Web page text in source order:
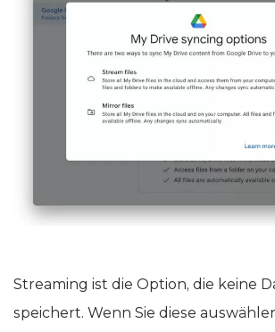
Streaming ist die Option, die keine
speichert. Wenn Sie diese